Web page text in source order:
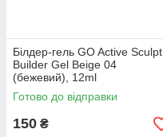
Білдер-гель GO Active Sculpt
Builder Gel Beige 04
(бежевий), 12ml
Готово до відправки
150 ₴